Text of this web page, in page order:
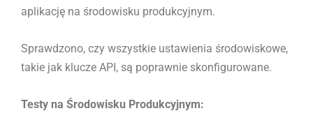
aplikację na środowisku produkcyjnym.
Sprawdzono, czy wszystkie ustawienia środowiskowe,
takie jak klucze API, są poprawnie skonfigurowane.
Testy na Środowisku Produkcyjnym: